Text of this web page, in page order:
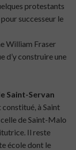
protestants
successeur le
William Fraser
d’y construire une
Saint-Servan
constitué, à Saint
celle de Saint-Malo
Il reste
école dont le